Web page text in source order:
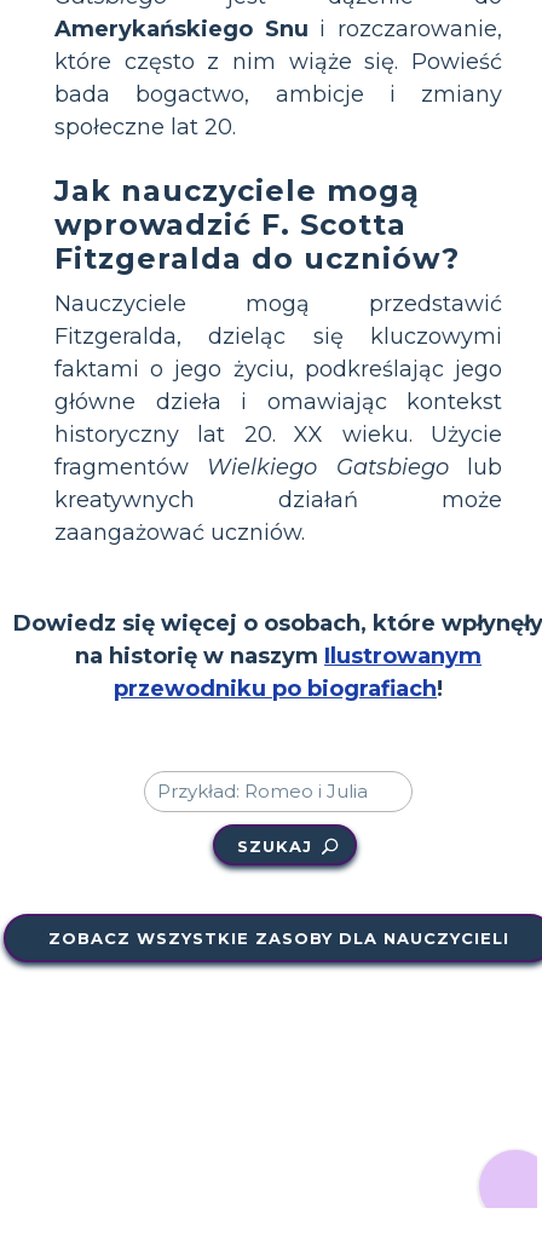
Amerykańskiego Snu i rozczarowanie,
które często z nim wiąże się. Powieść
bada bogactwo, ambicje i zmiany
społeczne lat 20.
Jak nauczyciele mogą
wprowadzić F. Scotta
Fitzgeralda do uczniów?
Nauczyciele mogą przedstawić
Fitzgeralda, dzieląc się kluczowymi
faktami o jego życiu, podkreślając jego
główne dzieła i omawiając kontekst
historyczny lat 20. XX wieku. Użycie
fragmentów Wielkiego Gatsbiegolub
kreatywnych działań może
zaangażować uczniów.
Dowiedz się więcej o osobach, które wpłynęły
na historię w naszym Ilustrowanym
przewodniku po biografiach!
SZUKAJ
ZOBACZ WSZYSTKIE ZASOBY DLA NAUCZYCIELI